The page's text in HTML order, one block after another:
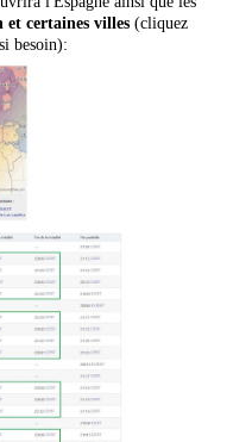
et certaines villes (cliquez
besoin):